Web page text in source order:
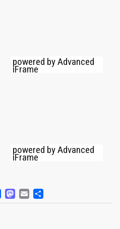
powered by Advanced
iFrame
powered by Advanced
iFrame
FACEBOOK
MASTODON
EMAIL
PARTAGER